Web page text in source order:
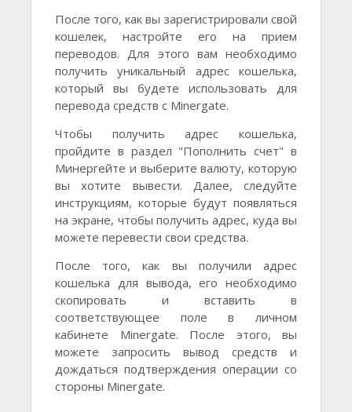
После того, как вы зарегистрировали свой
кошелек, настройте его на прием
переводов. Для этого вам необходимо
получить уникальный адрес кошелька,
который вы будете использовать для
перевода средств с Minergate.
Чтобы получить адрес кошелька,
пройдите в раздел "Пополнить счет" в
Минергейте и выберите валюту, которую
вы хотите вывести. Далее, следуйте
инструкциям, которые будут появляться
на экране, чтобы получить адрес, куда вы
можете перевести свои средства.
После того, как вы получили адрес
кошелька для вывода, его необходимо
скопировать и вставить в
соответствующее поле в личном
кабинете Minergate. После этого, вы
можете запросить вывод средств и
дождаться подтверждения операции со
стороны Minergate.